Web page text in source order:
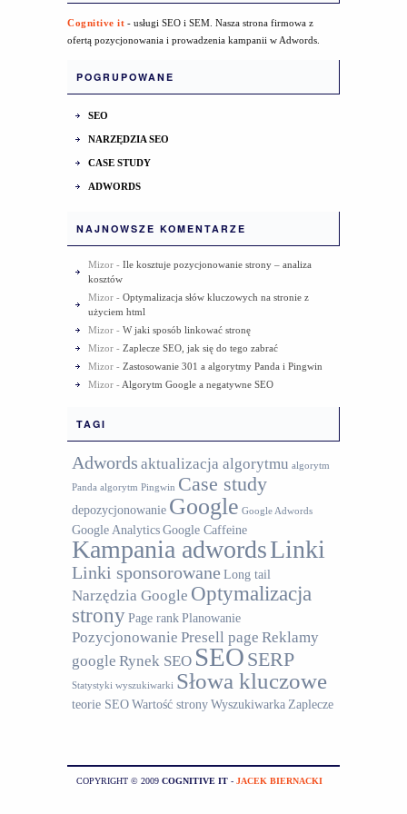
Cognitive it - usługi SEO i SEM. Nasza strona firmowa z
ofertą pozycjonowania i prowadzenia kampanii w Adwords.
POGRUPOWANE
SEO
NARZĘDZIA SEO
CASE STUDY
ADWORDS
NAJNOWSZE KOMENTARZE
Mizor - Ile kosztuje pozycjonowanie strony – analiza
kosztów
Mizor - Optymalizacja słów kluczowych na stronie z
użyciem html
Mizor - W jaki sposób linkować stronę
Mizor - Zaplecze SEO, jak się do tego zabrać
Mizor - Zastosowanie 301 a algorytmy Panda i Pingwin
Mizor - Algorytm Google a negatywne SEO
TAGI
Adwords aktualizacja algorytmu algorytm
Panda algorytm Pingwin Case study
depozycjonowanie Google Google Adwords
Google AnalyticsGoogle Caffeine
Kampania adwordsLinki
Linki sponsorowane Long tail
Narzędzia Google Optymalizacja
stronyPage rankPlanowanie
Pozycjonowanie Presell page Reklamy
google Rynek SEO SEO SERP
Statystyki wyszukiwarki Słowa kluczowe
teorie SEOWartość stronyWyszukiwarka Zaplecze
COPYRIGHT © 2009 COGNITIVE IT - JACEK BIERNACKI